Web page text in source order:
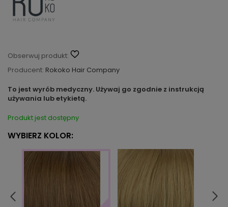
Obserwuj produkt:
Producent: Rokoko Hair Company
To jest wyrób medyczny. Używaj go zgodnie z instrukcją
używania lub etykietą.
Produkt jest dostępny
WYBIERZ KOLOR: